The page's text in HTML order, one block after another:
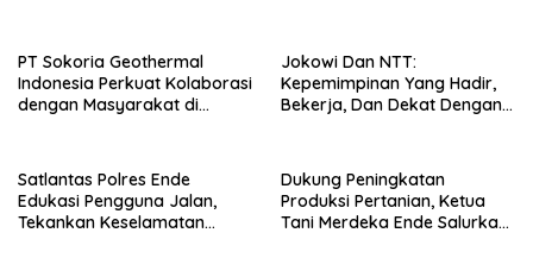
PT Sokoria Geothermal
Indonesia Perkuat Kolaborasi
dengan Masyarakat di
Jokowi Dan NTT:
Kepemimpinan Yang Hadir,
Bekerja, Dan Dekat Dengan
Satlantas Polres Ende
Edukasi Pengguna Jalan,
Tekankan Keselamatan
Dukung Peningkatan
Produksi Pertanian, Ketua
Tani Merdeka Ende Salurkan